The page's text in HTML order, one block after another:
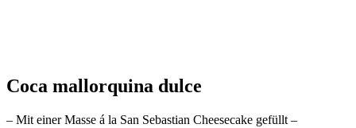
Coca mallorquina dulce
– Mit einer Masse á la San Sebastian Cheesecake gefüllt –